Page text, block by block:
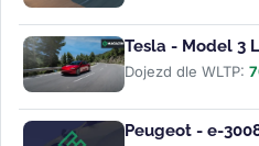
Tesla - Model 3
Dojezd dle WLTP:
Peugeot - e-